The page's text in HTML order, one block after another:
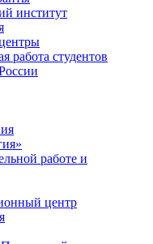
институт
работа студентов
работе и
центр